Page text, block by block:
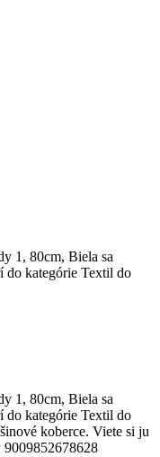
1, 80cm, Biela sa
do kategórie Textil do
1, 80cm, Biela sa
do kategórie Textil do
koberce. Viete si ju